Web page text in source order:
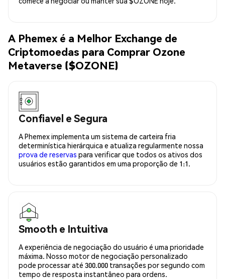
A Phemex é a Melhor Exchange de
Criptomoedas para Comprar Ozone
Metaverse ($OZONE)
Confiavel e Segura
A Phemex implementa um sistema de carteira fria
determinística hierárquica e atualiza regularmente nossa
prova de reservas para verificar que todos os ativos dos
usuários estão garantidos em uma proporção de 1:1.
Smooth e Intuitiva
A experiência de negociação do usuário é uma prioridade
máxima. Nosso motor de negociação personalizado
pode processar até 300.000 transações por segundo com
tempo de resposta instantâneo para ordens.